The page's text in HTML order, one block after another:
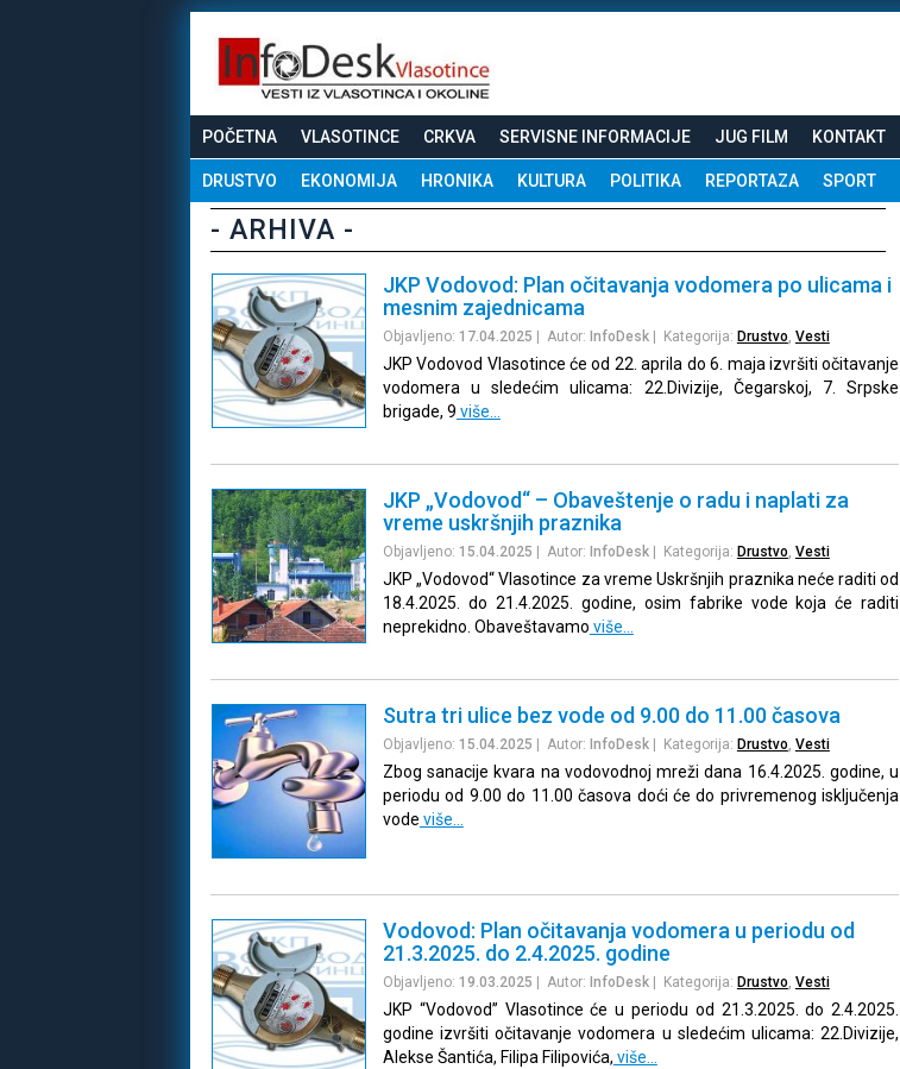
POČETNA VLASOTINCE CRKVA SERVISNE INFORMACIJE JUG FILM KONTAKT
DRUSTVO EKONOMIJA HRONIKA KULTURA POLITIKA REPORTAZA SPORT
- ARHIVA -
JKP Vodovod: Plan očitavanja vodomera po ulicama i
mesnim zajednicama
Objavljeno: 17.04.2025 | Autor: InfoDesk| Kategorija: Drustvo Vesti
JKP Vodovod Vlasotince će od 22. aprila do 6. maja izvršiti očitavanje
vodomera u sledećim ulicama: 22.Divizije, Čegarskoj, 7. Srpske
brigade, 9 više…
JKP „Vodovod“ – Obaveštenje o radu i naplati za
vreme uskršnjih praznika
Objavljeno: 15.04.2025 | Autor: InfoDesk| Kategorija: Drustvo, Vesti
JKP „Vodovod“ Vlasotince za vreme Uskršnjih praznika neće raditi od
18.4.2025. do 21.4.2025. godine, osim fabrike vode koja će raditi
neprekidno. Obaveštavamo više…
Sutra tri ulice bez vode od 9.00 do 11.00 časova
Objavljeno: 15.04.2025 | Autor: InfoDesk| Kategorija: Drustvo, Vesti
Zbog sanacije kvara na vodovodnoj mreži dana 16.4.2025. godine, u
periodu od 9.00 do 11.00 časova doći će do privremenog isključenja
vode više…
Vodovod: Plan očitavanja vodomera u periodu od
21.3.2025. do 2.4.2025. godine
Objavljeno: 19.03.2025 | Autor: InfoDesk| Kategorija: Drustvo, Vesti
JKP “Vodovod” Vlasotince će u periodu od 21.3.2025. do 2.4.2025.
godine izvršiti očitavanje vodomera u sledećim ulicama: 22.Divizije,
Alekse Šantića, Filipa Filipovića, više…